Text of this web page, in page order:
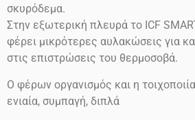
σκυρόδεμα.
Στην εξωτερική πλευρά το ICF
φέρει μικρότερες αυλακώσεις για
στις επιστρώσεις του θερμοσοβά.
Ο φέρων οργανισμός και η
ενιαία, συμπαγή, διπλά